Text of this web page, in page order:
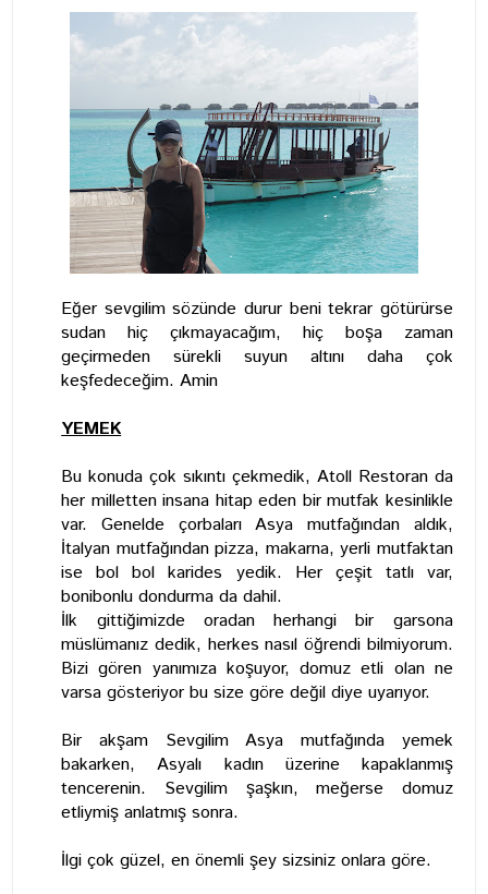
Eğer sevgilim sözünde durur beni tekrar götürürse
sudan hiç çıkmayacağım, hiç boşa zaman
geçirmeden sürekli suyun altını daha çok
keşfedeceğim. Amin
YEMEK
Bu konuda çok sıkıntı çekmedik, Atoll Restoran da
her milletten insana hitap eden bir mutfak kesinlikle
var. Genelde çorbaları Asya mutfağından aldık,
İtalyan mutfağından pizza, makarna, yerli mutfaktan
ise bol bol karides yedik. Her çeşit tatlı var,
bonibonlu dondurma da dahil.
İlk gittiğimizde oradan herhangi bir garsona
müslümanız dedik, herkes nasıl öğrendi bilmiyorum.
Bizi gören yanımıza koşuyor, domuz etli olan ne
varsa gösteriyor bu size göre değil diye uyarıyor.
Bir akşam Sevgilim Asya mutfağında yemek
bakarken, Asyalı kadın üzerine kapaklanmış
tencerenin. Sevgilim şaşkın, meğerse domuz
etliymiş anlatmış sonra.
İlgi çok güzel, en önemli şey sizsiniz onlara göre.